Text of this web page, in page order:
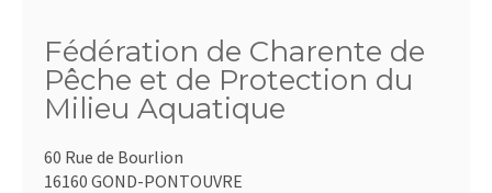
Fédération de Charente de
Pêche et de Protection du
Milieu Aquatique
60 Rue de Bourlion
16160 GOND-PONTOUVRE